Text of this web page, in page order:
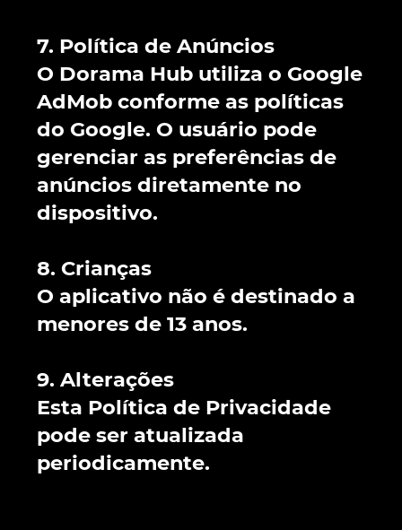
7. Política de Anúncios
O Dorama Hub utiliza o Google
AdMob conforme as políticas
do Google. O usuário pode
gerenciar as preferências de
anúncios diretamente no
dispositivo.
8. Crianças
O aplicativo não é destinado a
menores de 13 anos.
9. Alterações
Esta Política de Privacidade
pode ser atualizada
periodicamente.